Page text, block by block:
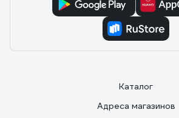
Каталог
Адреса магазинов